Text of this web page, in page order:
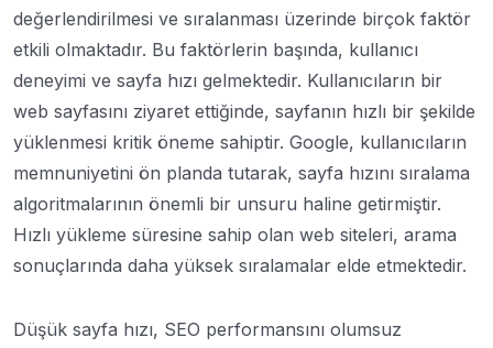
değerlendirilmesi ve sıralanması üzerinde birçok faktör
etkili olmaktadır. Bu faktörlerin başında, kullanıcı
deneyimi ve sayfa hızı gelmektedir. Kullanıcıların bir
web sayfasını ziyaret ettiğinde, sayfanın hızlı bir şekilde
yüklenmesi kritik öneme sahiptir. Google, kullanıcıların
memnuniyetini ön planda tutarak, sayfa hızını sıralama
algoritmalarının önemli bir unsuru haline getirmiştir.
Hızlı yükleme süresine sahip olan web siteleri, arama
sonuçlarında daha yüksek sıralamalar elde etmektedir.
Düşük sayfa hızı, SEO performansını olumsuz